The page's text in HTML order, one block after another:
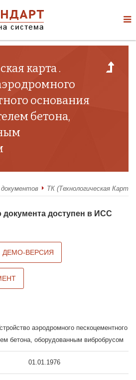
карта .
основания
бетона,
ТК (Технологическая Карта)
документа доступен в ИСС
ДЕМО-ВЕРСИЯ
аэродромного пескоцементного
бетона, оборудованным вибробрусом
01.01.1976